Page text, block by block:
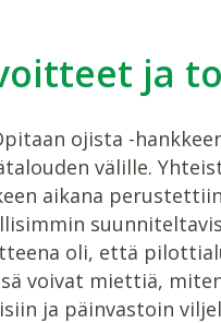
ja
ojista -
välille.
aikana
oli, että
voivat miettiä,
ja päinvastoin